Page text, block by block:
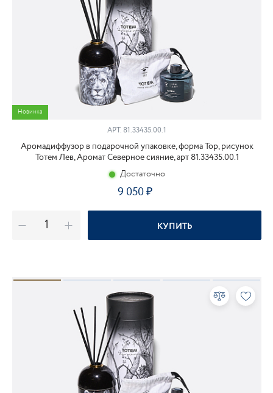
Новинка
АРТ. 81.33435.00.1
Аромадиффузор в подарочной упаковке, форма Тор, рисунок
Тотем Лев, Аромат Северное сияние, арт 81.33435.00.1
Достаточно
9 050
КУПИТЬ